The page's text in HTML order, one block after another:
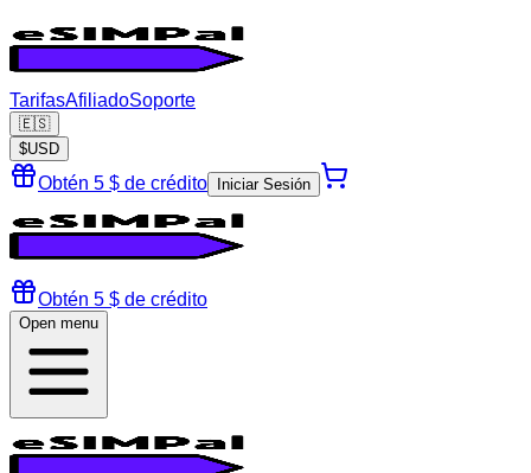
TarifasAfiliadoSoporte
🇪🇸
$USD
Obtén 5 $ de crédito Iniciar Sesión
Obtén 5 $ de crédito
Open menu